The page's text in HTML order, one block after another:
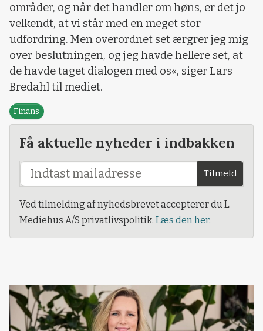
områder, og når det handler om høns, er det jo
velkendt, at vi står med en meget stor
udfordring. Men overordnet set ærgrer jeg mig
over beslutningen, og jeg havde hellere set, at
de havde taget dialogen med os«, siger Lars
Bredahl til mediet.
Finans
Få aktuelle nyheder i indbakken
Tilmeld
Ved tilmelding af nyhedsbrevet accepterer du L-
Mediehus A/S privatlivspolitik. Læs den her.